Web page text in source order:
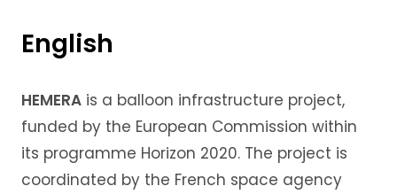
English
HEMERAis a balloon infrastructure project,
funded by the European Commission within
its programme Horizon 2020. The project is
coordinated by the French space agency